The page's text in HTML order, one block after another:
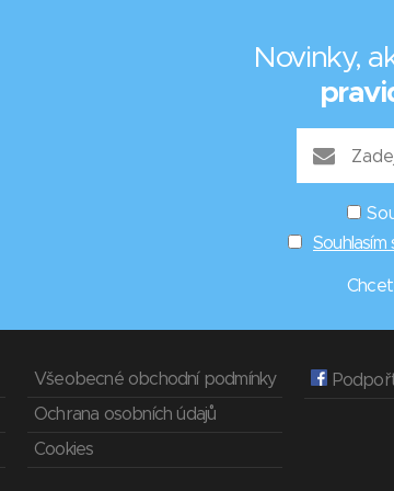
Novinky,
Všeobecné obchodní podmínky
Ochrana osobních údajů
Cookies